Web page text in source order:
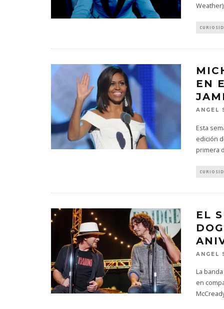
EN
ANGEL
Esta
edición
primera
EL
ANGEL
La
en